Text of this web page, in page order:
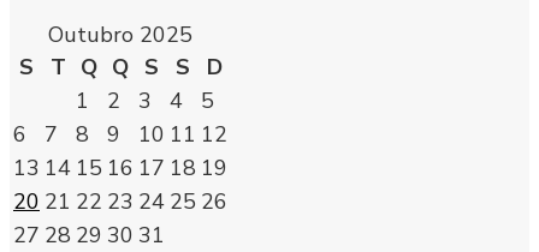
Outubro 2025
S
T Q Q S S
D
1
2 3 4
5
6
7 8 9 10 11 12
13 14 15 16 17 18 19
20 21 22 23 24 25 26
27 28 29 30 31